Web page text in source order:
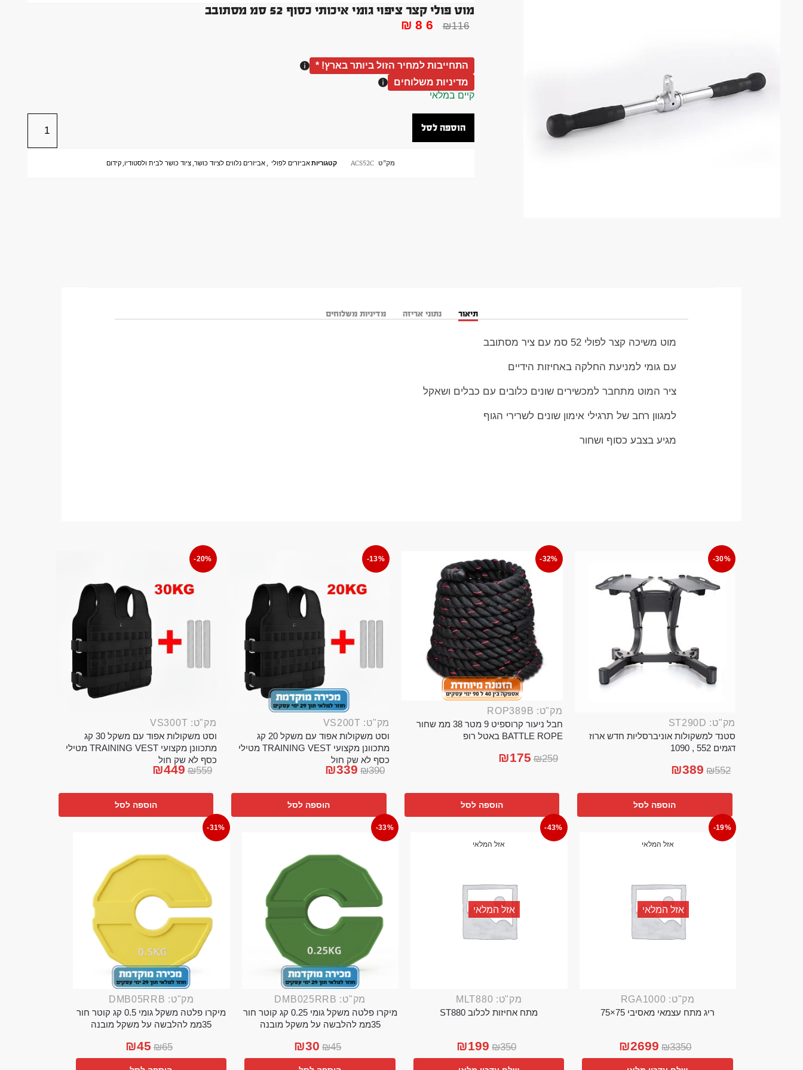
מוט פולי קצר ציפוי גומי איכותי כסוף 52 סמ מסתובב
₪116
₪86
התחייבות למחיר הזול ביותר בארץ! *
מדיניות משלוחים
קיים במלאי
הוספה לסל
מק"ט ACS52C קטגוריותאביזרים לפולי ,אביזרים נלווים לציוד כושר,ציוד כושר לבית ולסטודיו,קידום
תיאור נתוני אריזה מדיניות משלוחים
מוט משיכה קצר לפולי 52 סמ עם ציר מסתובב
עם גומי למניעת החלקה באחיזות הידיים
ציר המוט מתחבר למכשירים שונים כלובים עם כבלים ושאקל
למגוון רחב של תרגילי אימון שונים לשרירי הגוף
מגיע בצבע כסוף ושחור
-30%
מק"ט: ST290D
סטנד למשקולות אוניברסליות חדש ארוז
דגמים 552 , 1090
₪552
₪389
הוספה לסל
-32%
מק"ט: ROP389B
חבל ניעור קרוספיט 9 מטר 38 ממ שחור
BATTLE ROPE באטל רופ
₪259
₪175
הוספה לסל
-13%
מק"ט: VS200T
וסט משקולות אפוד עם משקל 20 קג
מתכוונן מקצועי TRAINING VEST מטילי
כסף לא שק חול
₪390
₪339
הוספה לסל
-20%
מק"ט: VS300T
וסט משקולות אפוד עם משקל 30 קג
מתכוונן מקצועי TRAINING VEST מטילי
כסף לא שק חול
₪559
₪449
הוספה לסל
-19%
אזל המלאי
אזל המלאי
מק"ט: RGA1000
ריג מתח עצמאי מאסיבי 75×75
₪3350
₪2699
-43%
אזל המלאי
אזל המלאי
מק"ט: MLT880
מתח אחיזות לכלוב ST880
₪350
₪199
-33%
מק"ט: DMB025RRB
מיקרו פלטה משקל גומי 0.25 קג קוטר חור
35ממ להלבשה על משקל מובנה
₪45
₪30
-31%
מק"ט: DMB05RRB
מיקרו פלטה משקל גומי 0.5 קג קוטר חור
35ממ להלבשה על משקל מובנה
₪65
₪45